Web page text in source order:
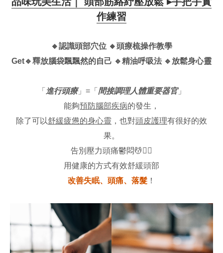
作練習
🔸認識頭部穴位 🔸頭療梳操作教學
Get🔹釋放腦袋飄飄然的自己 🔹精油呼吸法 🔹 放鬆身心靈
「 進行頭療」=「 間接調理人體重要器官」
能夠預防腦部疾病的發生，
除了可以舒緩疲憊的身心靈 ，也對頭皮護理有很好的效
果。
告別壓力頭痛鬱悶💆💆‍♀️
用健康的方式有效舒緩頭部
改善失眠、頭痛、落髮 ！